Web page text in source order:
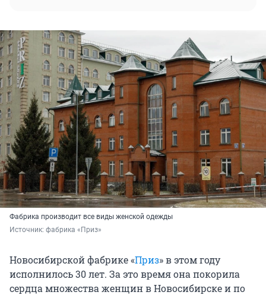
Фабрика производит все виды женской одежды
Источник: фабрика «Приз»
Новосибирской фабрике «Приз» в этом году
исполнилось 30 лет. За это время она покорила
сердца множества женщин в Новосибирске и по